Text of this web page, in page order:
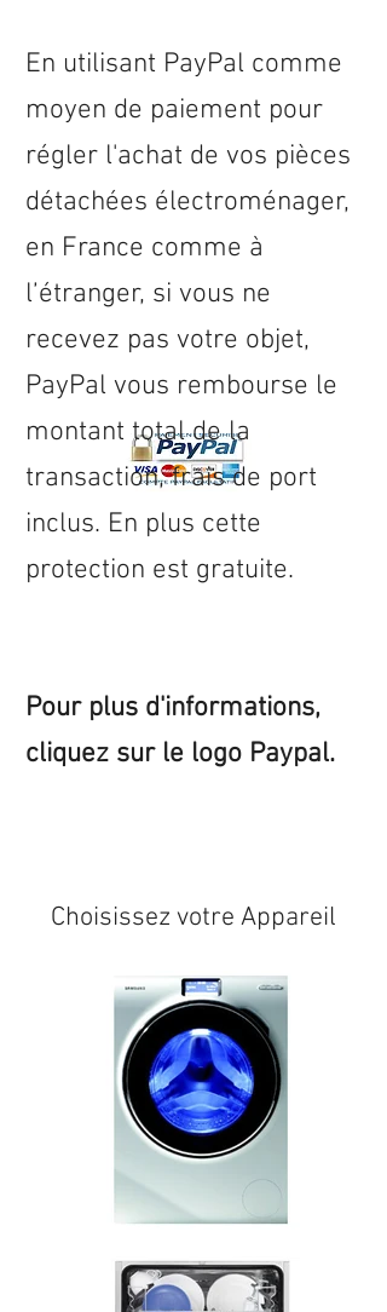
En utilisant PayPal comme
moyen de paiement pour
régler l'achat de vos pièces
détachées électroménager,
en France comme à
l’étranger, si vous ne
recevez pas votre objet,
PayPal vous rembourse le
montant total de la
transaction, frais de port
inclus. En plus cette
protection est gratuite.
Pour plus d'informations,
cliquez sur le logo Paypal.
Choisissez votre Appareil